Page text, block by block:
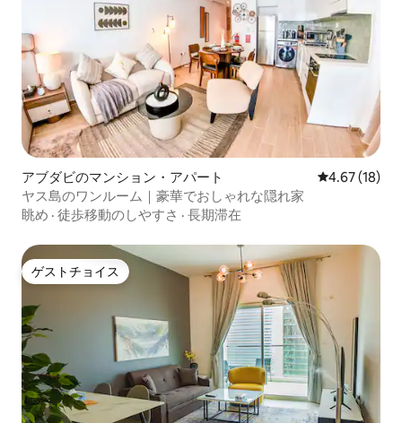
アブダビのマンション・アパート レビュー18
4.67 (18)
ヤス島のワンルーム｜豪華でおしゃれな隠れ家
眺め · 徒歩移動のしやすさ · 長期滞在
ゲストチョイス
ゲストチョイス